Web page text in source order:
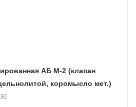
АБ М-2 (клапан
коромысло мет.)